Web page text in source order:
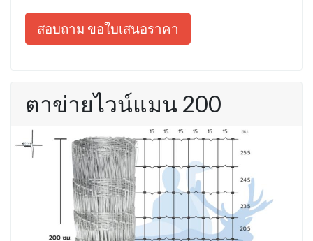
สอบถาม ขอใบเสนอราคา
ตาข่ายไวน์แมน 200